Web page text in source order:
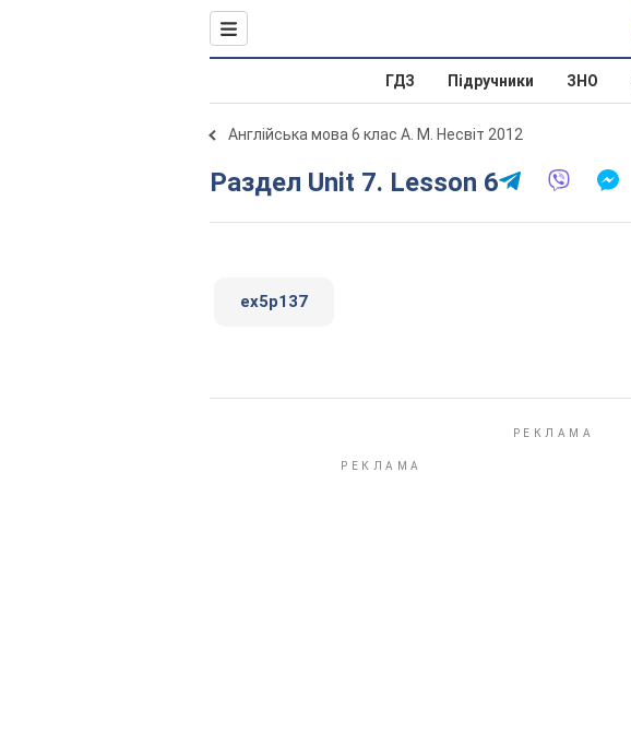
ГДЗ Підручники ЗНО
Англійська мова 6 клас А. М. Несвіт 2012
Раздел Unit 7. Lesson 6
ex5p137